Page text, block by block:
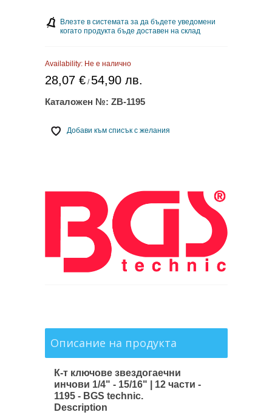
Влезте в системата за да бъдете уведомени
когато продукта бъде доставен на склад
Availability: Не е налично
28,07 €/ 54,90 лв.
Каталожен №: ZB-1195
Добави към списък с желания
Описание на продукта
К-т ключове звездогаечни
инчови 1/4" - 15/16" | 12 части -
1195 - BGS technic.
Description